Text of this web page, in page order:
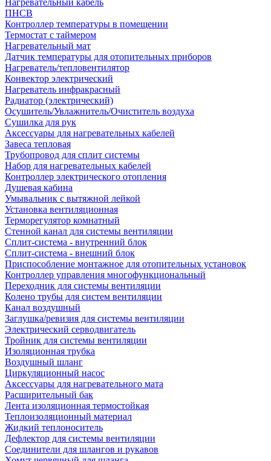
Нагревательный кабель
ПНСВ
Контроллер температуры в помещении
Термостат с таймером
Нагревательный мат
Датчик температуры для отопительных приборов
Нагреватель/тепловентилятор
Конвектор электрический
Нагреватель инфракрасный
Радиатор (электрический)
Осушитель/Увлажнитель/Очиститель воздуха
Сушилка для рук
Аксессуары для нагревательных кабелей
Завеса тепловая
Трубопровод для сплит системы
Набор для нагревательных кабелей
Контроллер электрического отопления
Душевая кабина
Умывальник с вытяжной лейкой
Установка вентиляционная
Терморегулятор комнатный
Стенной канал для системы вентиляции
Сплит-система - внутренний блок
Сплит-система - внешний блок
Приспособление монтажное для отопительных установок
Контроллер управления многофункциональный
Переходник для системы вентиляции
Колено трубы для систем вентиляции
Канал воздушный
Заглушка/ревизия для системы вентиляции
Электрический серводвигатель
Тройник для системы вентиляции
Изоляционная трубка
Воздушный шланг
Циркуляционный насос
Аксессуары для нагревательного мата
Расширительный бак
Лента изоляционная термостойкая
Теплоизоляционный материал
Жидкий теплоноситель
Дефлектор для системы вентиляции
Соединители для шлангов и рукавов